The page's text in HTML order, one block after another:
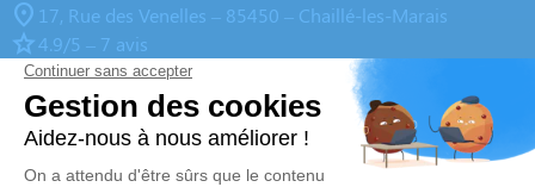
17, Rue des Venelles – 85450 – Chaillé-les-Marais
4.9/5 – 7 avis
Pompes Funèbres Ets Mollé – Mareuil-sur-Lay
02 51 27 93 63